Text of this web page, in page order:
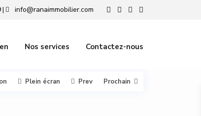
| info@ranaimmobilier.com
Nos services Contactez-nous
Plein écran Prev Prochain